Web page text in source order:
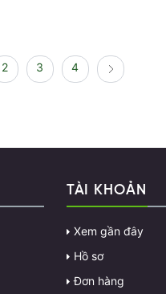
2 3 4
TÀI KHOẢN
Xem gần đây
Hồ sơ
Đơn hàng